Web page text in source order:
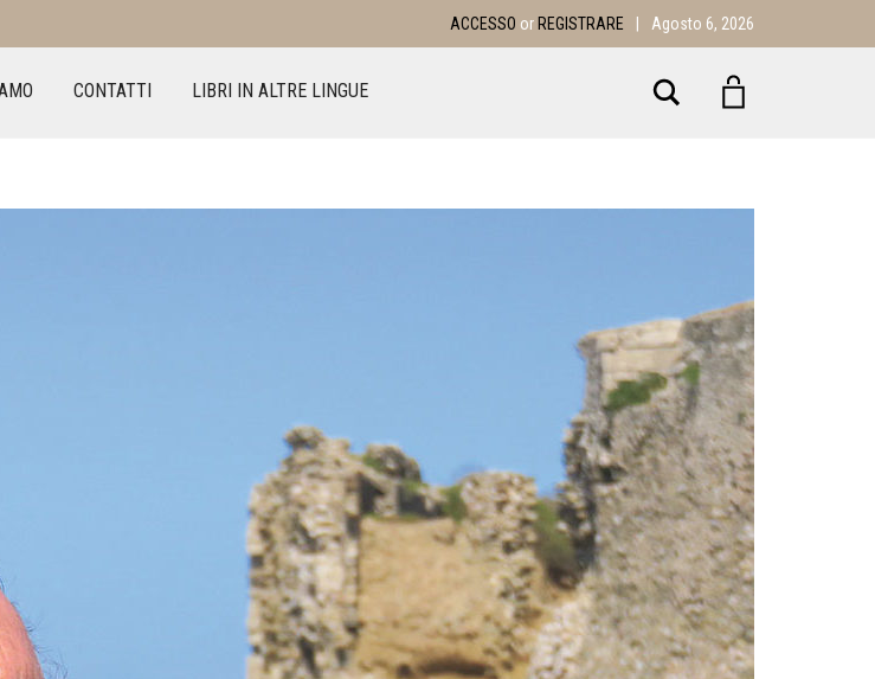
ACCESSO or REGISTRARE Agosto 6, 2026
CONTATTI LIBRI IN ALTRE LINGUE Search